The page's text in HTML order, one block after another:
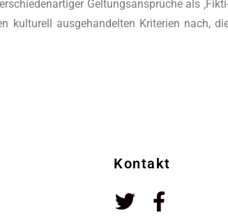
Gel­tungs­an­sprü­che als
kul­tu­rell aus­ge­han­del­ten Kri­te­ri­en nach,
Kontakt